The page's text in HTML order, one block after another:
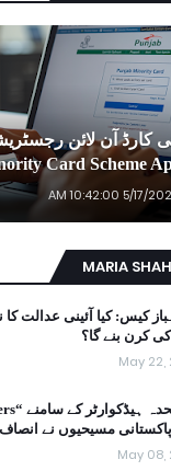
Card Scheme
5/17/2026
MARIA
کیس: کیا آئینی عدالت کا
کی کرن بنے گا؟
May 22,
پاکستانی مسیحیوں نے انصاف
May 08,